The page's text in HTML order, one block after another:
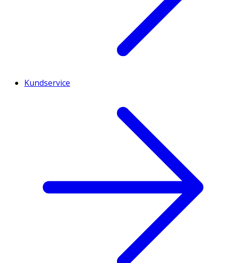
Kundservice